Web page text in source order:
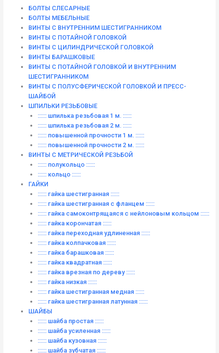
БОЛТЫ СЛЕСАРНЫЕ
БОЛТЫ МЕБЕЛЬНЫЕ
ВИНТЫ С ВНУТРЕННИМ ШЕСТИГРАННИКОМ
ВИНТЫ С ПОТАЙНОЙ ГОЛОВКОЙ
ВИНТЫ С ЦИЛИНДРИЧЕСКОЙ ГОЛОВКОЙ
ВИНТЫ БАРАШКОВЫЕ
ВИНТЫ С ПОТАЙНОЙ ГОЛОВКОЙ И ВНУТРЕННИМ
ШЕСТИГРАННИКОМ
ВИНТЫ С ПОЛУСФЕРИЧЕСКОЙ ГОЛОВКОЙ И ПРЕСС-
ШАЙБОЙ
ШПИЛЬКИ РЕЗЬБОВЫЕ
:::::: шпилька резьбовая 1 м. ::::::
:::::: шпилька резьбовая 2 м. ::::::
:::::: повышенной прочности 1 м. ::::::
:::::: повышенной прочности 2 м. ::::::
ВИНТЫ C МЕТРИЧЕСКОЙ РЕЗЬБОЙ
:::::: полукольцо ::::::
:::::: кольцо ::::::
ГАЙКИ
:::::: гайка шестигранная ::::::
:::::: гайка шестигранная с фланцем ::::::
:::::: гайка самоконтрящаяся с нейлоновым кольцом ::::::
:::::: гайка корончатая ::::::
:::::: гайка переходная удлиненная ::::::
:::::: гайка колпачковая ::::::
:::::: гайка барашковая ::::::
:::::: гайка квадратная ::::::
:::::: гайка врезная по дереву ::::::
:::::: гайка низкая ::::::
:::::: гайка шестигранная медная ::::::
:::::: гайка шестигранная латунная ::::::
ШАЙБЫ
:::::: шайба простая ::::::
:::::: шайба усиленная ::::::
:::::: шайба кузовная ::::::
:::::: шайба зубчатая ::::::